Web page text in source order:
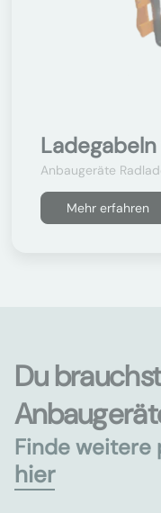
Anbaugeräte
Mehr erfahren
Du
Finde weitere
hier